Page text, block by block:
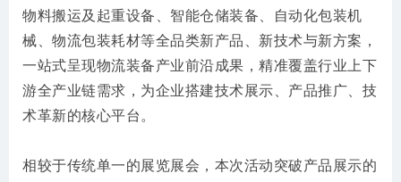
物料搬运及起重设备、智能仓储装备、自动化包装机
械、物流包装耗材等全品类新产品、新技术与新方案，
一站式呈现物流装备产业前沿成果，精准覆盖行业上下
游全产业链需求，为企业搭建技术展示、产品推广、技
术革新的核心平台。
相较于传统单一的展览展会，本次活动突破产品展示的